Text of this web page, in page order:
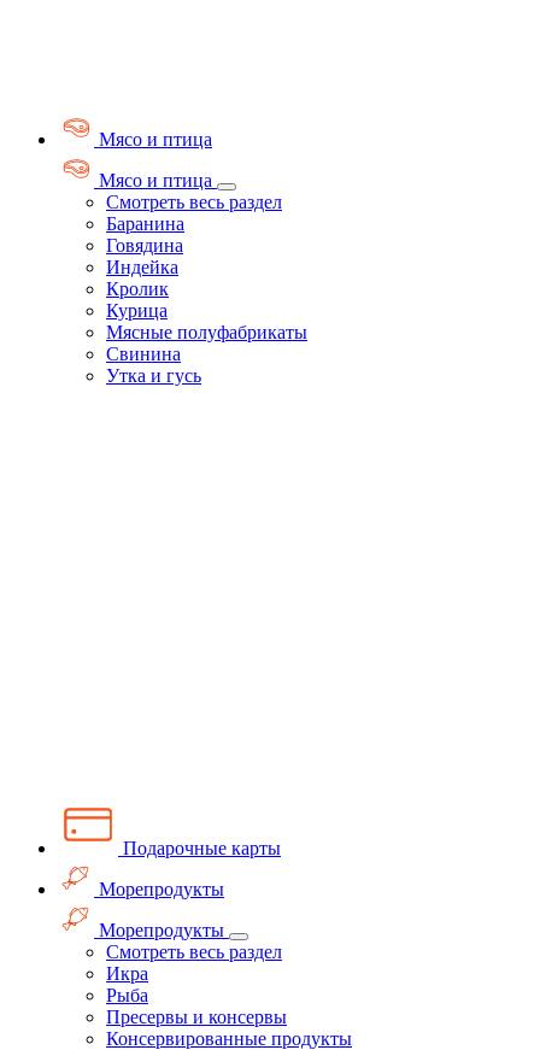
Мясо и птица
Мясо и птица
Смотреть весь раздел
Баранина
Говядина
Индейка
Кролик
Курица
Мясные полуфабрикаты
Свинина
Утка и гусь
Подарочные карты
Морепродукты
Морепродукты
Смотреть весь раздел
Икра
Рыба
Пресервы и консервы
Консервированные продукты